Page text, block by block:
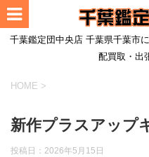
千葉鑑定団中央店 千葉県千葉市
配買取・出
HOME >
新作プラスアップ
投稿日： 2026年5月15日